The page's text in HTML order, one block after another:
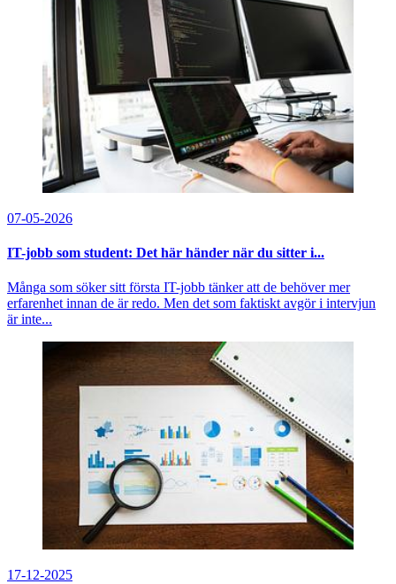
07-05-2026
IT-jobb som student: Det här händer när du sitter i...
Många som söker sitt första IT-jobb tänker att de behöver mer
erfarenhet innan de är redo. Men det som faktiskt avgör i intervjun
är inte...
17-12-2025